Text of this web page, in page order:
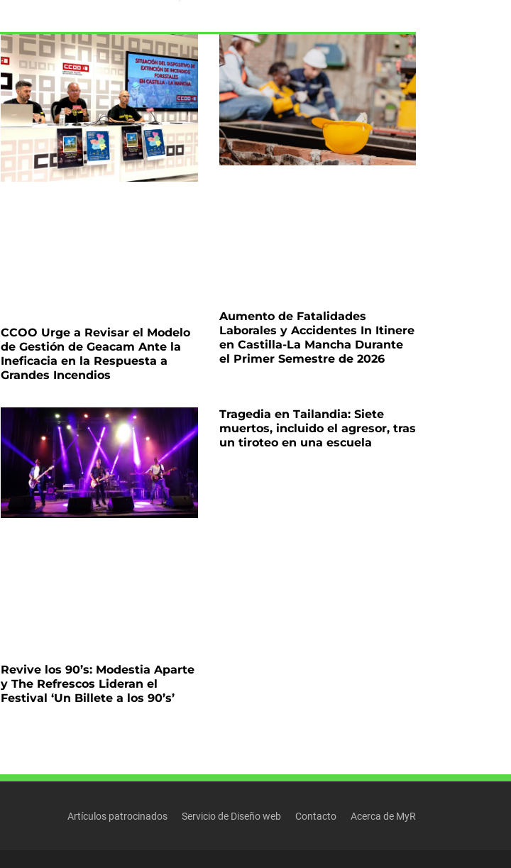
CCOO Urge a Revisar el Modelo
de Gestión de Geacam Ante la
Ineficacia en la Respuesta a
Grandes Incendios
Aumento de Fatalidades
Laborales y Accidentes In Itinere
en Castilla-La Mancha Durante
el Primer Semestre de 2026
Revive los 90’s: Modestia Aparte
y The Refrescos Lideran el
Festival ‘Un Billete a los 90’s’
Tragedia en Tailandia: Siete
muertos, incluido el agresor, tras
un tiroteo en una escuela
Artículos patrocinados Servicio de Diseño web Contacto Acerca de MyR